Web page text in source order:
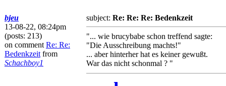
bjeu
13-08-22, 08:24pm
(posts: 213)
on comment Re: Re:
Bedenkzeit from
Schachboy1
subject: Re: Re: Re: Bedenkzeit
"... wie brucybabe schon treffend sagte:
"Die Ausschreibung machts!"
... aber hinterher hat es keiner gewußt.
War das nicht schonmal ? "